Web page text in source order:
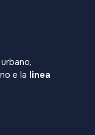
e la linea